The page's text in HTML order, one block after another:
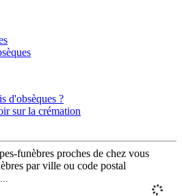
d'obsèques ?
sur la crémation
funèbres proches de chez vous
par ville ou code postal